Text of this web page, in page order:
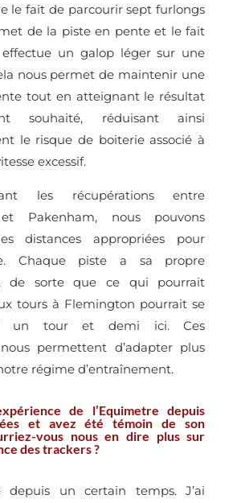
le fait de parcourir sept furlongs
de la piste en pente et le fait
effectue un galop léger sur une
nous permet de maintenir une
tout en atteignant le résultat
souhaité, réduisant ainsi
le risque de boiterie associé à
excessif.
les récupérations entre
Pakenham, nous pouvons
distances appropriées pour
Chaque piste a sa propre
de sorte que ce qui pourrait
tours à Flemington pourrait se
un tour et demi ici. Ces
permettent d’adapter plus
régime d’entraînement.
de l’Equimetre depuis
et avez été témoin de son
vous nous en dire plus sur
des trackers ?
depuis un certain temps. J’ai